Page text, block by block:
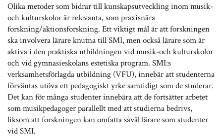
Olika metoder som bidrar till kunskapsutveckling inom musik-
och kulturskolor är relevanta, som praxisnära
forskning/aktionsforskning. Ett viktigt mål är att forskningen
ska involvera lärare knutna till SMI, men också lärare som är
aktiva i den praktiska utbildningen vid musik-och kulturskolor
och vid gymnasieskolans estetiska program. SMI:s
verksamhetsförlagda utbildning (VFU), innebär att studenterna
förväntas utöva ett pedagogiskt yrke samtidigt som de studerar.
Det kan för många studenter innebära att de fortsätter arbetet
som musikpedagoger parallellt med att studierna bedrivs,
liksom att forskningen kan omfatta såväl lärare som studenter
vid SMI.